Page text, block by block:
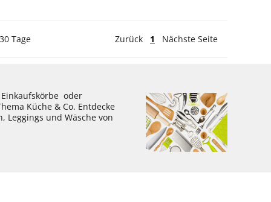
Tage Zurück 1 Nächste Seite
oder
Küche & Co. Entdecke
Leggings und Wäsche von